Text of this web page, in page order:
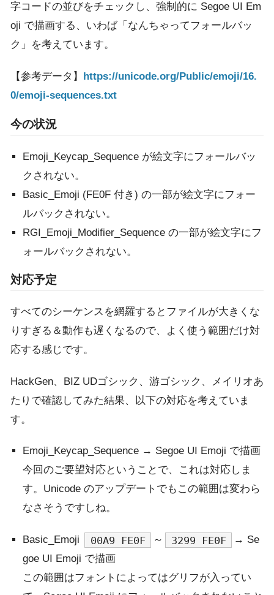
字コードの並びをチェックし、強制的に Segoe UI Em
oji で描画する、いわば「なんちゃってフォールバッ
ク」を考えています。
【参考データ】 https://unicode.org/Public/emoji/16.
0/emoji-sequences.txt
今の状況
Emoji_Keycap_Sequence が絵文字にフォールバッ
クされない。
Basic_Emoji (FE0F 付き) の一部が絵文字にフォー
ルバックされない。
RGI_Emoji_Modifier_Sequence の一部が絵文字にフ
ォールバックされない。
対応予定
すべてのシーケンスを網羅するとファイルが大きくな
りすぎる＆動作も遅くなるので、よく使う範囲だけ対
応する感じです。
HackGen、BIZ UDゴシック、游ゴシック、メイリオあ
たりで確認してみた結果、以下の対応を考えていま
す。
Emoji_Keycap_Sequence → Segoe UI Emoji で描画
今回のご要望対応ということで、これは対応しま
す。Unicode のアップデートでもこの範囲は変わら
なさそうですしね。
Basic_Emoji 00A9 FE0F ～ 3299 FE0F
→ Se
goe UI Emoji で描画
この範囲はフォントによってはグリフが入ってい